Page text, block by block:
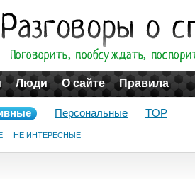
Люди О сайте Правила
НЕ ИНТЕРЕСНЫЕ
Персональные TOP